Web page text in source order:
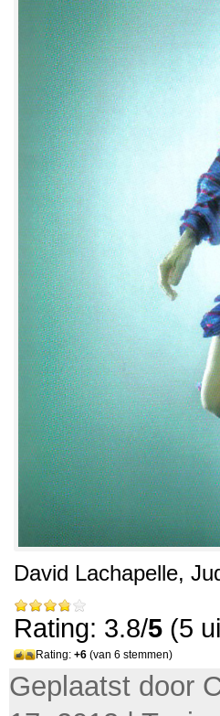
David Lachapelle,
Rating: 3.8/5 (5
Rating: +6 (van 6 stemmen)
Geplaatst door